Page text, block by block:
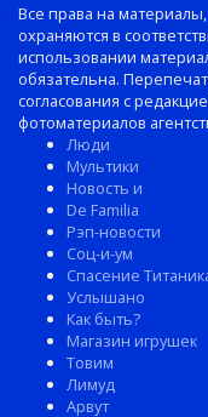
Все права на
охраняются в
использовании
обязательна.
согласования с
фотоматериалов
Люди
Мультики
Новость и
De Familia
Рэп-новости
Соц-и-ум
Спасение
Услышано
Как быть?
Магазин игрушек
Товим
Лимуд
Арвут